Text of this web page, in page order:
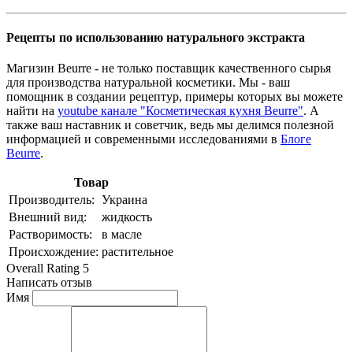
Рецепты по использованию натурального экстракта
Магизин Beurre - не только поставщик качественного сырья
для производства натуральной косметики. Мы - ваш
помощник в создании рецептур, примеры которых вы можете
найти на youtube канале "Косметическая кухня Beurre". А
также ваш наставник и советчик, ведь мы делимся полезной
информацией и современными исследованиями в Блоге
Beurre.
Товар
Производитель: Украина
Внешний вид:
жидкость
Растворимость:
в масле
Происхождение: растительное
Overall Rating 5
Написать отзыв
Имя